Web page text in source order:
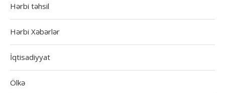
Hərbi təhsil
Hərbi Xəbərlər
İqtisadiyyat
Ölkə